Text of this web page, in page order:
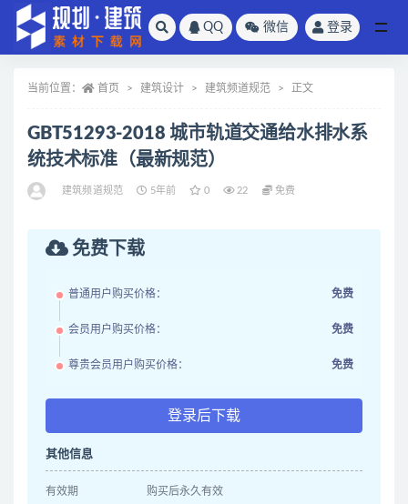
QQ 微信 登录
当前位置： 首页 建筑设计 建筑频道规范 正文
GBT51293-2018 城市轨道交通给水排水系
统技术标准（最新规范）
建筑频道规范 5年前 0 22 免费
免费下载
普通用户购买价格： 免费
会员用户购买价格： 免费
尊贵会员用户购买价格： 免费
登录后下载
其他信息
有效期 购买后永久有效
全部